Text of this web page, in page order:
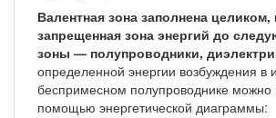
Валентная зона заполнена целиком,
запрещенная зона энергий до
зоны — полупроводники,
определенной энергии возбуждения в
беспримесном полупроводнике можно
помощью энергетической диаграммы: